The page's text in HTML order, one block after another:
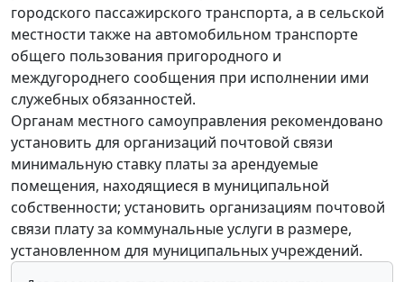
городского пассажирского транспорта, а в сельской
местности также на автомобильном транспорте
общего пользования пригородного и
междугороднего сообщения при исполнении ими
служебных обязанностей.
Органам местного самоуправления рекомендовано
установить для организаций почтовой связи
минимальную ставку платы за арендуемые
помещения, находящиеся в муниципальной
собственности; установить организациям почтовой
связи плату за коммунальные услуги в размере,
установленном для муниципальных учреждений.